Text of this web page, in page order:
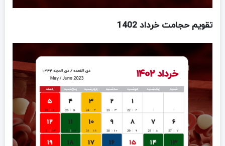
تقویم حجامت خرداد 1402